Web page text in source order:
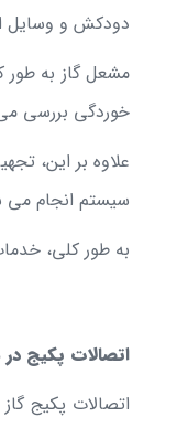
دودکش و وسایل
مشعل گاز به طور
خوردگی بررسی
علاوه بر این،
سیستم انجام می
به طور کلی،
اتصالات پکیج
اتصالات پکیج